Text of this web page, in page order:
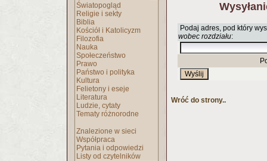
Światopogląd
Religie i sekty
Biblia
Kościół i Katolicyzm
Filozofia
Nauka
Społeczeństwo
Prawo
Państwo i polityka
Kultura
Felietony i eseje
Literatura
Ludzie, cytaty
Tematy różnorodne
Znalezione w sieci
Współpraca
Pytania i odpowiedzi
Listy od czytelników
Podaj adres, pod który
wobec rozdziału:
Wróć do strony..